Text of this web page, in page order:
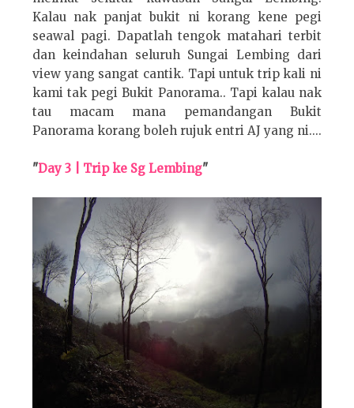
Kalau nak panjat bukit ni korang kene pegi
seawal pagi. Dapatlah tengok matahari terbit
dan keindahan seluruh Sungai Lembing dari
view yang sangat cantik. Tapi untuk trip kali ni
kami tak pegi Bukit Panorama.. Tapi kalau nak
tau macam mana pemandangan Bukit
Panorama korang boleh rujuk entri AJ yang ni....
"Day 3 | Trip ke Sg Lembing"